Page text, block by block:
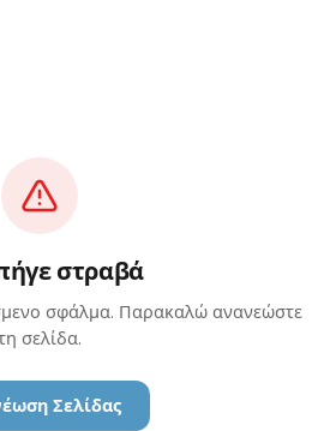
στραβά
σφάλμα. Παρακαλώ ανανεώστε
σελίδα.
Σελίδας